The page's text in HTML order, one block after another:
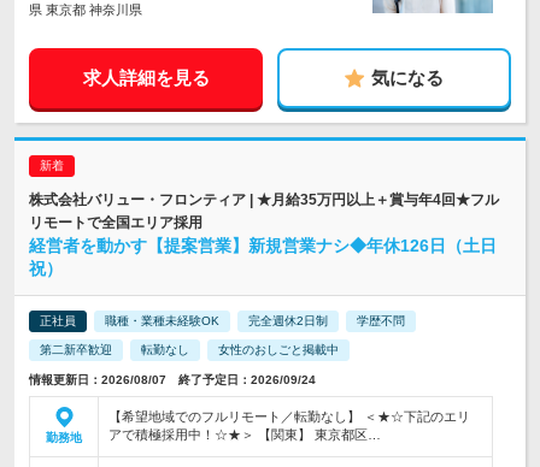
県 東京都 神奈川県
求人詳細を見る 気になる
株式会社バリュー・フロンティア | ★月給35万円以上＋賞与年4回★フル
リモートで全国エリア採用
経営者を動かす【提案営業】新規営業ナシ◆年休126日（土日
祝）
正社員 職種・業種未経験OK 完全週休2日制 学歴不問
第二新卒歓迎 転勤なし 女性のおしごと掲載中
情報更新日：2026/08/07 終了予定日：2026/09/24
勤務地
【希望地域でのフルリモート／転勤なし】 ＜★☆下記のエリ
アで積極採用中！☆★＞ 【関東】 東京都区…